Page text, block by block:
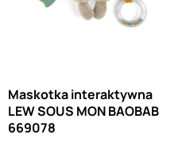
Maskotka interaktywna
LEW SOUS MON BAOBAB
669078